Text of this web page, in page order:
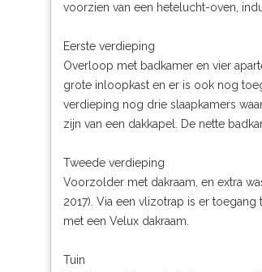
voorzien van een hetelucht-oven,
Eerste verdieping
Overloop met badkamer en vier
grote inloopkast en er is ook nog
verdieping nog drie slaapkamers
zijn van een dakkapel. De nette
Tweede verdieping
Voorzolder met dakraam, en extra
2017). Via een vlizotrap is er
met een Velux dakraam.
Tuin